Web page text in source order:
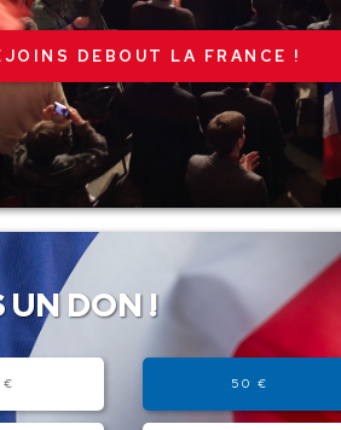
DEBOUT LA FRANCE !
UN DON !
€ 50 €